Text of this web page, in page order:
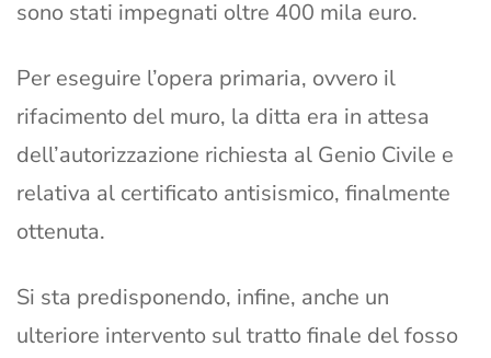
sono stati impegnati oltre 400 mila euro.
Per eseguire l’opera primaria, ovvero il
rifacimento del muro, la ditta era in attesa
dell’autorizzazione richiesta al Genio Civile e
relativa al certificato antisismico, finalmente
ottenuta.
Si sta predisponendo, infine, anche un
ulteriore intervento sul tratto finale del fosso